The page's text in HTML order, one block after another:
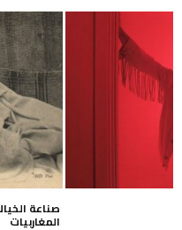
مهدي بحمد
28 أغسطس, 2018